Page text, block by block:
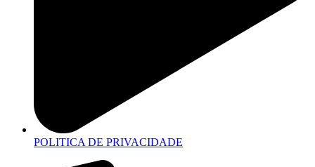
POLITICA DE PRIVACIDADE